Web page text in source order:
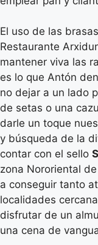
El uso de las
Restaurante
mantener viva las
es lo que Antón
no dejar a un lado
de setas o una
darle un toque
y búsqueda de la
contar con el sello
zona Nororiental
a conseguir tanto
localidades
disfrutar de un
una cena de